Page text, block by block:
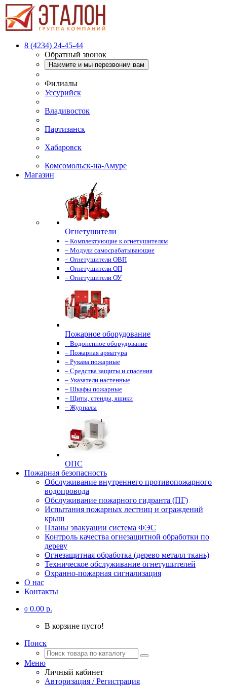
8 (4234) 24-45-44
Обратный звонок
Нажмите и мы перезвоним вам
Филиалы
Уссурийск
Владивосток
Партизанск
Хабаровск
Комсомольск-на-Амуре
Магазин
Огнетушители
– Комплектующие к огнетушителям
– Модули самосрабатывающие
– Огнетушители ОВП
– Огнетушители ОП
– Огнетушители ОУ
Пожарное оборудование
– Водопенное оборудование
– Пожарная арматура
– Рукава пожарные
– Средства защиты и спасения
– Указатели настенные
– Шкафы пожарные
– Щиты, стенды, ящики
– Журналы
ОПС
Пожарная безопасность
Обслуживание внутреннего противопожарного
водопровода
Обслуживание пожарного гидранта (ПГ)
Испытания пожарных лестниц и ограждений
крыш
Планы эвакуации система ФЭС
Контроль качества огнезащитной обработки по
дереву
Огнезащитная обработка (дерево металл ткань)
Техническое обслуживание огнетушителей
Охранно-пожарная сигнализация
О нас
Контакты
0 0.00 р.
В корзине пусто!
Поиск
Меню
Личный кабинет
Авторизация / Регистрация